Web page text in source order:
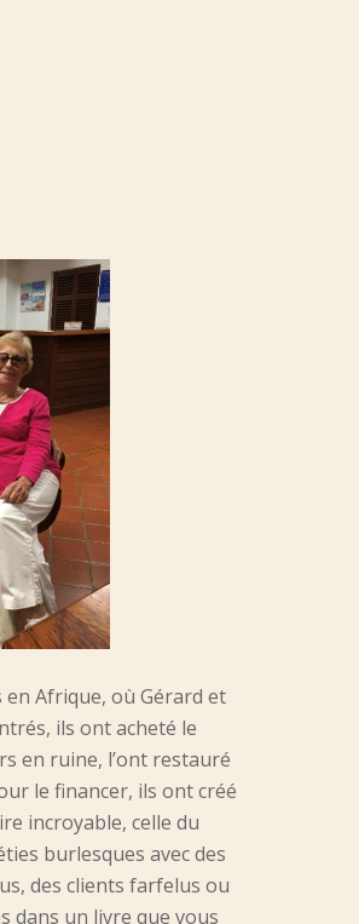
Afrique, où Gérard et
ils ont acheté le
en ruine, l’ont restauré
le financer, ils ont créé
incroyable, celle du
burlesques avec des
des clients farfelus ou
dans un livre que vous